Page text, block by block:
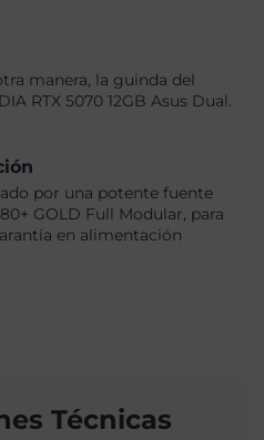
manera, la guinda del
RTX 5070 12GB Asus Dual.
por una potente fuente
GOLD Full Modular, para
en alimentación
Técnicas